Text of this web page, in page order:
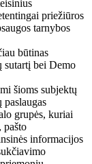
priežiūros
tarnybos
būtinas
sutartį bei Demo
šioms subjektų
grupės, kuriai
pašto
informacijos